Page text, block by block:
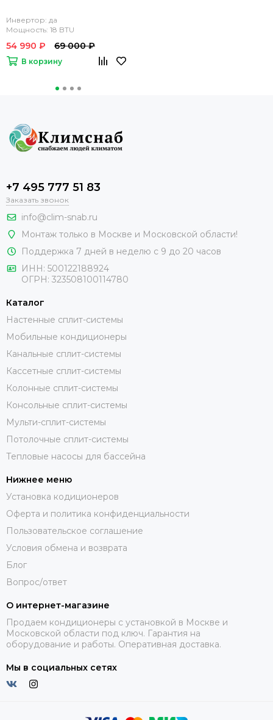
Инвертор: да
Мощность: 18 BTU
54 990 ₽ 69 000 ₽
В корзину
+7 495 777 51 83
Заказать звонок
info@clim-snab.ru
Монтаж только в Москве и Московской области!
Поддержка 7 дней в неделю с 9 до 20 часов
ИНН: 500122188924
ОГРН: 323508100114780
Каталог
Настенные сплит-системы
Мобильные кондиционеры
Канальные сплит-системы
Кассетные сплит-системы
Колонные сплит-системы
Консольные сплит-системы
Мульти-сплит-системы
Потолочные сплит-системы
Тепловые насосы для бассейна
Нижнее меню
Установка кодиционеров
Оферта и политика конфиденциальности
Пользовательское соглашение
Условия обмена и возврата
Блог
Вопрос/ответ
О интернет-магазине
Продаем кондиционеры с установкой в Москве и
Московской области под ключ. Гарантия на
оборудование и работы. Оперативная доставка.
Мы в социальных сетях